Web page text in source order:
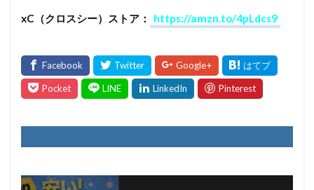
xC（クロスシー）ストア： https://amzn.to/4pLdcs9